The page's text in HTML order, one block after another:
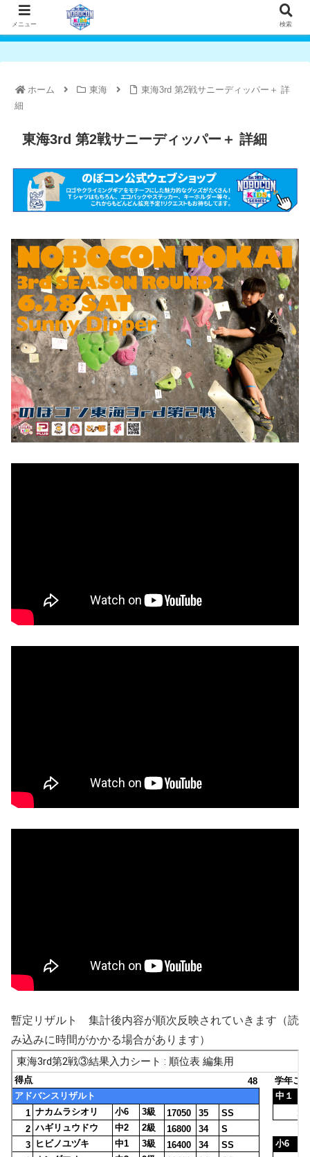
ホーム 東海
東海3rd 第2戦サニーディッパー＋ 詳
細
東海3rd 第2戦サニーディッパー＋ 詳細
暫定リザルト 集計後内容が順次反映されていきます（読
み込みに時間がかかる場合があります）
メニュー 検索